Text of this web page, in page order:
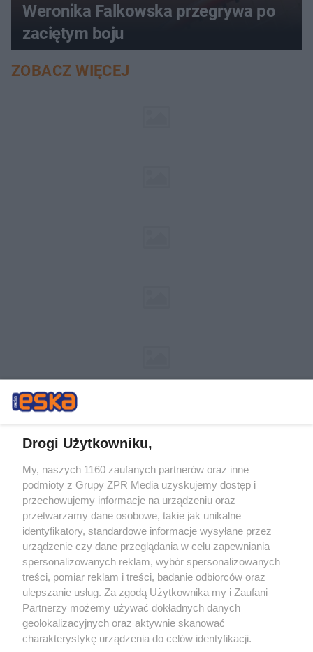
Weronika Falkowska przegrywa po
zaciętym boju
ZOBACZ WIĘCEJ
Żaden utwór zamieszczony w serwisie nie może być powielany i
rozpowszechniany lub dalej rozpowszechniany w jakikolwiek sposób (w
tym także elektroniczny lub mechaniczny) na jakimkolwiek polu
eksploatacji w jakiejkolwiek formie, włącznie z umieszczaniem w
Internecie bez pisemnej zgody właściciela praw. Jakiekolwiek użycie lub
wykorzystanie utworów w całości lub w części z naruszeniem prawa,
tzn. bez właściwej zgody, jest zabronione pod groźbą kary i może być
ścigane prawnie.
Drogi Użytkowniku,
My, naszych 1160 zaufanych partnerów oraz inne
podmioty z Grupy ZPR Media uzyskujemy dostęp i
przechowujemy informacje na urządzeniu oraz
przetwarzamy dane osobowe, takie jak unikalne
identyfikatory, standardowe informacje wysyłane przez
urządzenie czy dane przeglądania w celu zapewniania
spersonalizowanych reklam, wybór spersonalizowanych
treści, pomiar reklam i treści, badanie odbiorców oraz
ulepszanie usług. Za zgodą Użytkownika my i Zaufani
Partnerzy możemy używać dokładnych danych
geolokalizacyjnych oraz aktywnie skanować
charakterystykę urządzenia do celów identyfikacji.